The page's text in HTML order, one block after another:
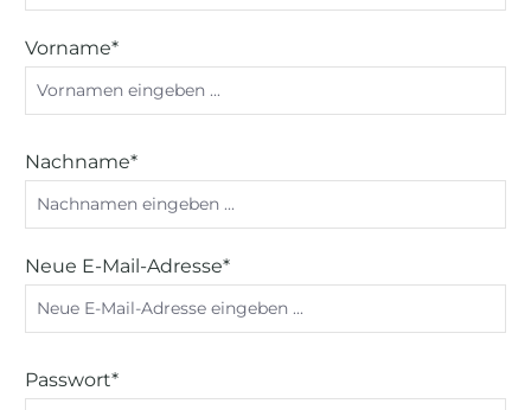
Vorname*
Nachname*
Neue E-Mail-Adresse*
Passwort*